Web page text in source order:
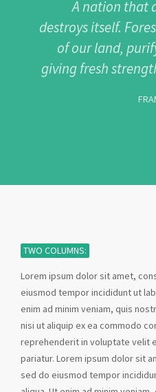
A nation that
destroys itself.
of our land,
giving fresh
TWO COLUMNS:
Lorem ipsum dolor sit amet,
eiusmod tempor incididunt ut
enim ad minim veniam, quis
nisi ut aliquip ex ea commodo
reprehenderit in voluptate velit
pariatur. Lorem ipsum dolor sit
sed do eiusmod tempor